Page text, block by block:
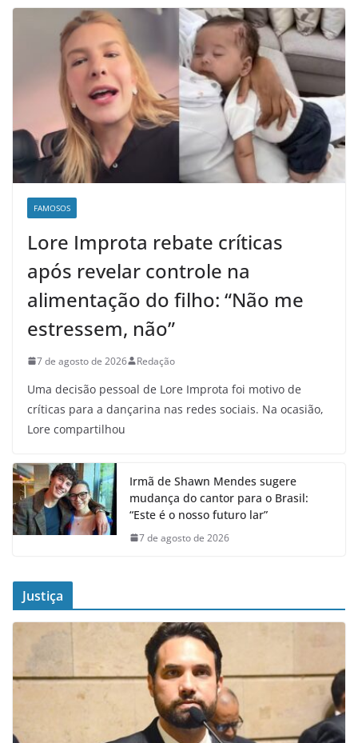
FAMOSOS
Lore Improta rebate críticas
após revelar controle na
alimentação do filho: “Não me
estressem, não”
7 de agosto de 2026 Redação
Uma decisão pessoal de Lore Improta foi motivo de
críticas para a dançarina nas redes sociais. Na ocasião,
Lore compartilhou
Irmã de Shawn Mendes sugere
mudança do cantor para o Brasil:
“Este é o nosso futuro lar”
7 de agosto de 2026
Justiça